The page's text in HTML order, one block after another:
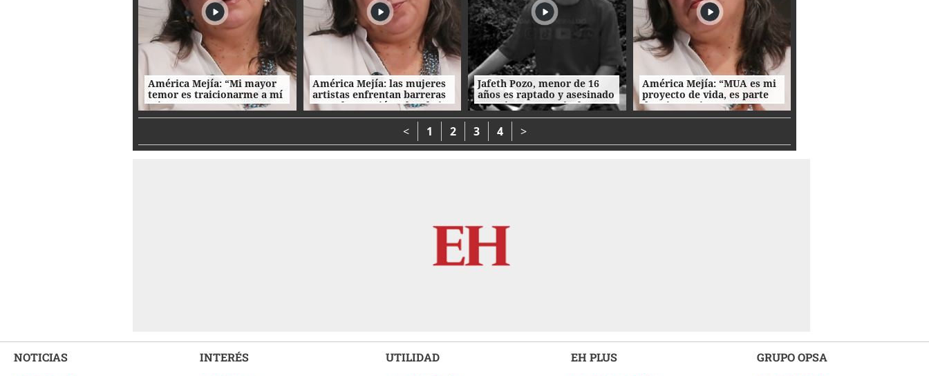
América Mejía: “Mi mayor
temor es traicionarme a mí
misma"
América Mejía: las mujeres
artistas enfrentan barreras
entre la creación, el trabajo
y el hogar
Jafeth Pozo, menor de 16
años es raptado y asesinado
tras cita en Tegucigalpa
América Mejía: “MUA es mi
proyecto de vida, es parte
de mi esencia”
< 1 2 3 4 >
NOTICIAS INTERÉS UTILIDAD EH PLUS GRUPO OPSA